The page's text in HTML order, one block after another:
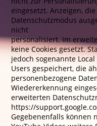
eingesetzt. Anzeigen,
Datenschutzmodus
nicht
personalisiert. Im
keine Cookies gesetzt.
jedoch sogenannte
Users gespeichert, die
personenbezogene
Wiedererkennung
erweiterten
https://
Gegebenenfalls können